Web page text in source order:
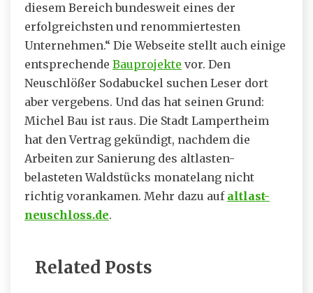
diesem Bereich bundesweit eines der
erfolgreichsten und renommiertesten
Unternehmen.“ Die Webseite stellt auch einige
entsprechende Bauprojekte vor. Den
Neuschlößer Sodabuckel suchen Leser dort
aber vergebens. Und das hat seinen Grund:
Michel Bau ist raus. Die Stadt Lampertheim
hat den Vertrag gekündigt, nachdem die
Arbeiten zur Sanierung des altlasten-
belasteten Waldstücks monatelang nicht
richtig vorankamen. Mehr dazu auf altlast-
neuschloss.de.
Related Posts